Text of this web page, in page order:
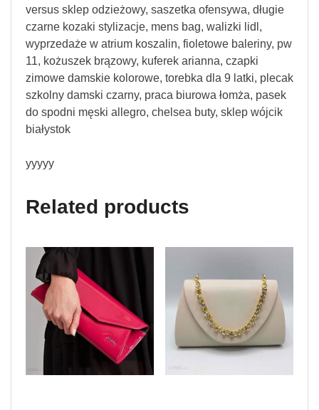
versus sklep odzieżowy, saszetka ofensywa, długie
czarne kozaki stylizacje, mens bag, walizki lidl,
wyprzedaże w atrium koszalin, fioletowe baleriny, pw
11, kożuszek brązowy, kuferek arianna, czapki
zimowe damskie kolorowe, torebka dla 9 latki, plecak
szkolny damski czarny, praca biurowa łomża, pasek
do spodni męski allegro, chelsea buty, sklep wójcik
białystok
yyyyy
Related products